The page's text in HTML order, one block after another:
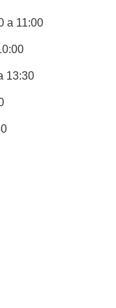
a 11:00
13:30